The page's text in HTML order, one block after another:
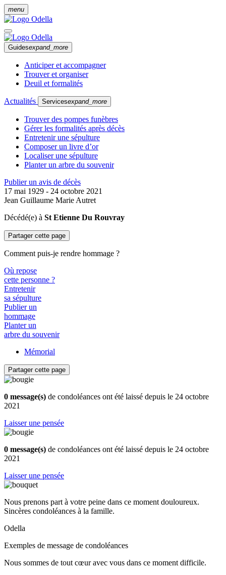
menu
Guidesexpand_more
Anticiper et accompagner
Trouver et organiser
Deuil et formalités
Actualités Servicesexpand_more
Trouver des pompes funèbres
Gérer les formalités après décès
Entretenir une sépulture
Composer un livre d’or
Localiser une sépulture
Planter un arbre du souvenir
Publier un avis de décès
17 mai 1929 - 24 octobre 2021
Jean Guillaume Marie Autret
Décédé(e) à St Etienne Du Rouvray
Partager cette page
Comment puis-je rendre hommage ?
Où repose
cette personne ?
Entretenir
sa sépulture
Publier un
hommage
Planter un
arbre du souvenir
Mémorial
Partager cette page
0 message(s) de condoléances ont été laissé depuis le 24 octobre
2021
Laisser une pensée
0 message(s) de condoléances ont été laissé depuis le 24 octobre
2021
Laisser une pensée
Nous prenons part à votre peine dans ce moment douloureux.
Sincères condoléances à la famille.
Odella
Exemples de message de condoléances
Nous sommes de tout cœur avec vous dans ce moment difficile.